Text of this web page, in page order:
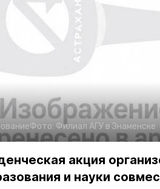
Фото: Филиал АГУ в Знаменске
акция
и науки